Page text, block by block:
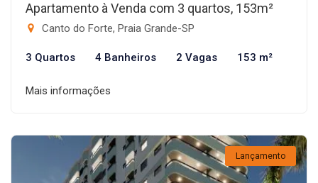
Apartamento à Venda com 3 quartos, 153m²
Canto do Forte, Praia Grande-SP
3 Quartos 4 Banheiros 2 Vagas 153 m²
Mais informações
Lançamento